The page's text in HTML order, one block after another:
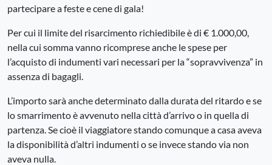
partecipare a feste e cene di gala!
Per cui il limite del risarcimento richiedibile è di € 1.000,00,
nella cui somma vanno ricomprese anche le spese per
l’acquisto di indumenti vari necessari per la “sopravvivenza” in
assenza di bagagli.
L’importo sarà anche determinato dalla durata del ritardo e se
lo smarrimento è avvenuto nella città d’arrivo o in quella di
partenza. Se cioè il viaggiatore stando comunque a casa aveva
la disponibilità d’altri indumenti o se invece stando via non
aveva nulla.